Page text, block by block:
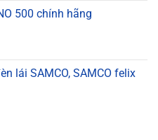
500 chính hãng
lái SAMCO, SAMCO felix